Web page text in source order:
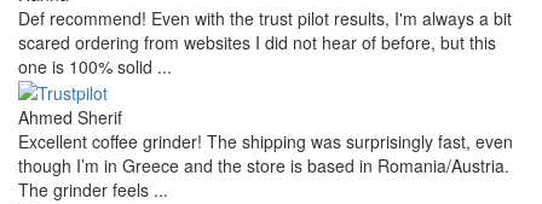
Def recommend! Even with the trust pilot results, I'm always a bit
scared ordering from websites I did not hear of before, but this
one is 100% solid ...
Ahmed Sherif
Excellent coffee grinder! The shipping was surprisingly fast, even
though I’m in Greece and the store is based in Romania/Austria.
The grinder feels ...